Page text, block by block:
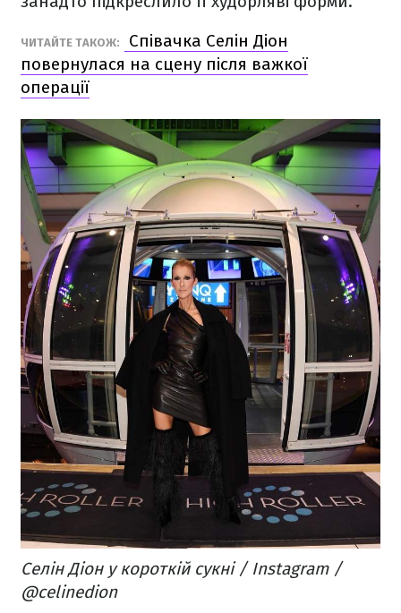
ЧИТАЙТЕ ТАКОЖ:
Співачка Селін Діон
повернулася на сцену після важкої
операції
Селін Діон у короткій сукні / Instagram /
@celinedion